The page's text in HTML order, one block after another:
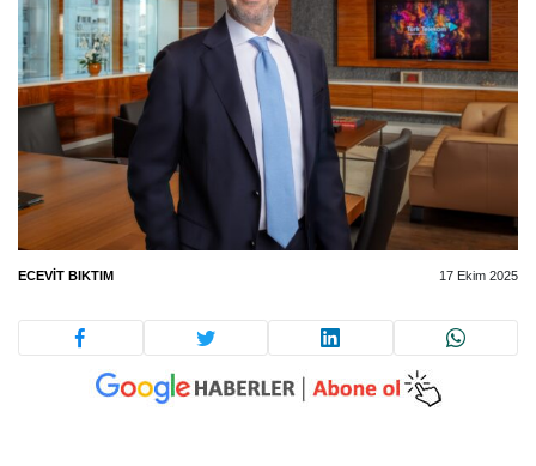
ECEVIT BIKTIM 17 Ekim 2025